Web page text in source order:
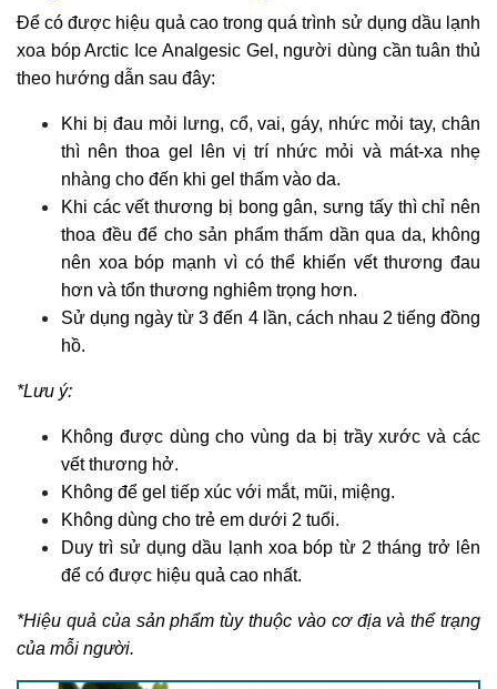
Để có được hiệu quả cao trong quá trình sử dụng dầu lạnh
xoa bóp Arctic Ice Analgesic Gel, người dùng cần tuân thủ
theo hướng dẫn sau đây:
Khi bị đau mỏi lưng, cổ, vai, gáy, nhức mỏi tay, chân
thì nên thoa gel lên vị trí nhức mỏi và mát-xa nhẹ
nhàng cho đến khi gel thấm vào da.
Khi các vết thương bị bong gân, sưng tấy thì chỉ nên
thoa đều để cho sản phẩm thấm dần qua da, không
nên xoa bóp mạnh vì có thể khiến vết thương đau
hơn và tổn thương nghiêm trọng hơn.
Sử dụng ngày từ 3 đến 4 lần, cách nhau 2 tiếng đồng
hồ.
*Lưu ý:
Không được dùng cho vùng da bị trầy xước và các
vết thương hở.
Không để gel tiếp xúc với mắt, mũi, miệng.
Không dùng cho trẻ em dưới 2 tuổi.
Duy trì sử dụng dầu lạnh xoa bóp từ 2 tháng trở lên
để có được hiệu quả cao nhất.
*Hiệu quả của sản phẩm tùy thuộc vào cơ địa và thể trạng
của mỗi người.